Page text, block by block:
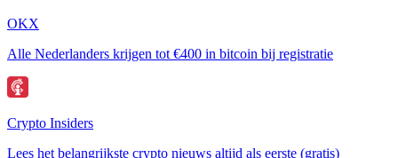
OKX
Alle Nederlanders krijgen tot €400 in bitcoin bij registratie
Crypto Insiders
Lees het belangrijkste crypto nieuws altijd als eerste (gratis)